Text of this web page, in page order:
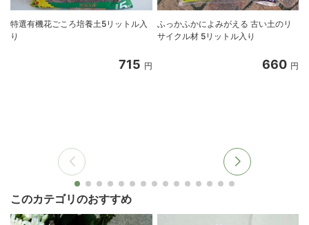
特選有機花ごころ培養土5リットル入
り
715 円
ふっかふかによみがえる 古い土のリ
サイクル材 5リットル入り
660 円
このカテゴリのおすすめ